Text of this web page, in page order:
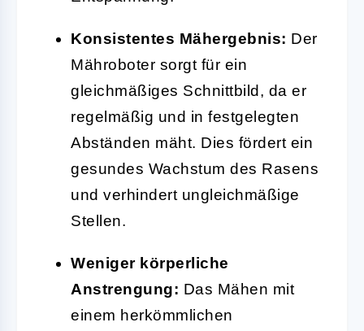
Konsistentes Mähergebnis: Der
Mähroboter sorgt für ein
gleichmäßiges Schnittbild, da er
regelmäßig und in festgelegten
Abständen mäht. Dies fördert ein
gesundes Wachstum des Rasens
und verhindert ungleichmäßige
Stellen.
Weniger körperliche
Anstrengung: Das Mähen mit
einem herkömmlichen